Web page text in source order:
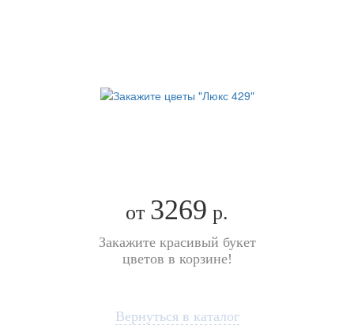
от 3269 р.
Закажите красивый букет
цветов в корзине!
Вернуться в каталог